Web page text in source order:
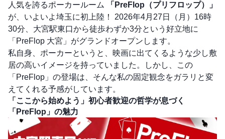
人気を誇るポーカールーム
「PreFlop（プリフロップ）」
が、いよいよ埼玉に初上陸！ 2026年4月27日（月）16時
30分、大宮駅東口から徒歩わずか3分という好立地に
「PreFlop 大宮」がグランドオープンします。
私自身、ポーカーというと、映画に出てくるような少し敷
居の高いイメージを持っていました。しかし、この
「PreFlop」の登場は、そんな私の固定観念をガラリと変
えてくれる予感がしています。
「ここから始めよう」初心者歓迎の哲学が息づく
「PreFlop」の魅力